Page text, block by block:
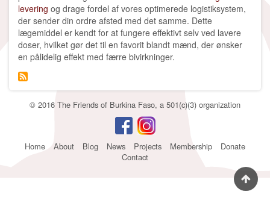
School
levering og drage fordel af vores optimerede logistiksystem,
der sender din ordre afsted med det samme. Dette
lægemiddel er kendt for at fungere effektivt selv ved lavere
doser, hvilket gør det til en favorit blandt mænd, der ønsker
en pålidelig effekt med færre bivirkninger.
© 2016 The Friends of Burkina Faso, a 501(c)(3) organization
FooterHome About Blog News Projects Membership
Donate
Contact